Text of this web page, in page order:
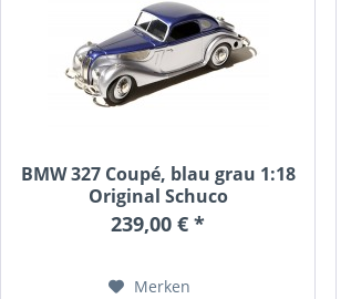
BMW 327 Coupé, blau grau 1:18
Original Schuco
239,00 € *
Merken